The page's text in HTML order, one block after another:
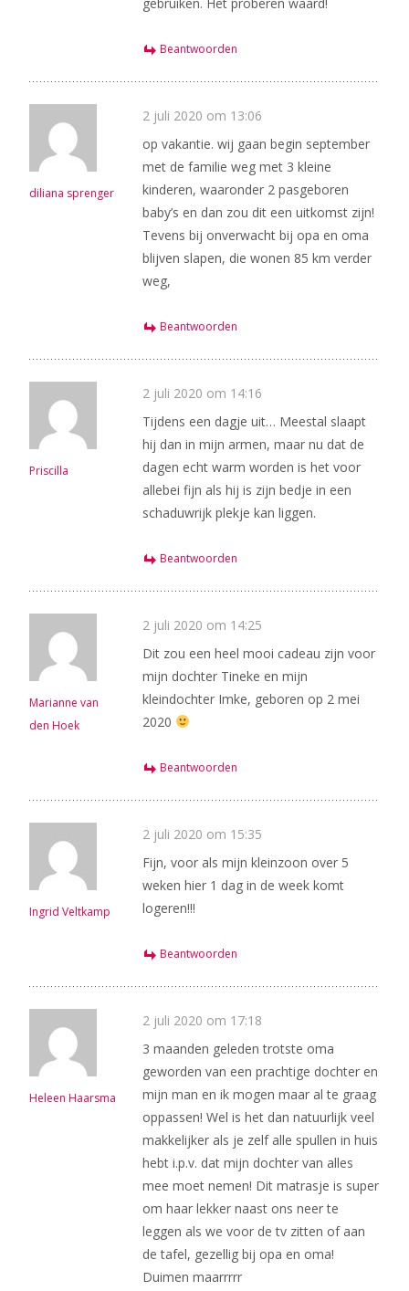
Beantwoorden
diliana sprenger
2 juli 2020 om 13:06
op vakantie. wij gaan begin september
met de familie weg met 3 kleine
kinderen, waaronder 2 pasgeboren
baby’s en dan zou dit een uitkomst zijn!
Tevens bij onverwacht bij opa en oma
blijven slapen, die wonen 85 km verder
weg,
Beantwoorden
Priscilla
2 juli 2020 om 14:16
Tijdens een dagje uit… Meestal slaapt
hij dan in mijn armen, maar nu dat de
dagen echt warm worden is het voor
allebei fijn als hij is zijn bedje in een
schaduwrijk plekje kan liggen.
Beantwoorden
Marianne van
den Hoek
2 juli 2020 om 14:25
Dit zou een heel mooi cadeau zijn voor
mijn dochter Tineke en mijn
kleindochter Imke, geboren op 2 mei
2020
Beantwoorden
Ingrid Veltkamp
2 juli 2020 om 15:35
Fijn, voor als mijn kleinzoon over 5
weken hier 1 dag in de week komt
logeren!!!
Beantwoorden
Heleen Haarsma
2 juli 2020 om 17:18
3 maanden geleden trotste oma
geworden van een prachtige dochter en
mijn man en ik mogen maar al te graag
oppassen! Wel is het dan natuurlijk veel
makkelijker als je zelf alle spullen in huis
hebt i.p.v. dat mijn dochter van alles
mee moet nemen! Dit matrasje is super
om haar lekker naast ons neer te
leggen als we voor de tv zitten of aan
de tafel, gezellig bij opa en oma!
Duimen maarrrrr